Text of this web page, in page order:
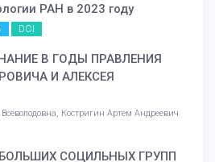
РАН в 2023 году
DOI
В ГОДЫ ПРАВЛЕНИЯ
И АЛЕКСЕЯ
Костригин Артем Андреевич
СОЦИЛЬНЫХ ГРУПП